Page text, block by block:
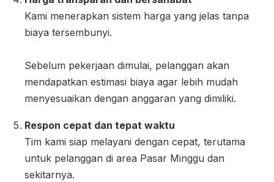
Kami menerapkan sistem harga yang jelas tanpa
biaya tersembunyi.
Sebelum pekerjaan dimulai, pelanggan akan
mendapatkan estimasi biaya agar lebih mudah
menyesuaikan dengan anggaran yang dimiliki.
Respon cepat dan tepat waktu
Tim kami siap melayani dengan cepat, terutama
untuk pelanggan di area Pasar Minggu dan
sekitarnya.